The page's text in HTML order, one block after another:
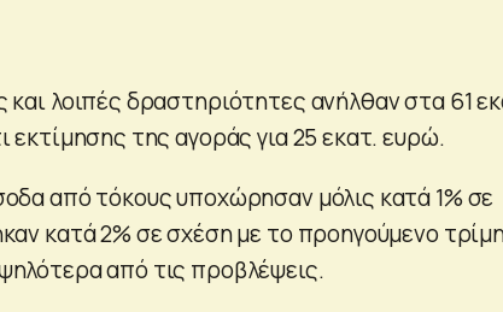
λοιπές δραστηριότητες ανήλθαν στα 61
εκτίμησης της αγοράς για 25 εκατ. ευρώ.
από τόκους υποχώρησαν μόλις κατά 1% σε
κατά 2% σε σχέση με το προηγούμενο
από τις προβλέψεις.